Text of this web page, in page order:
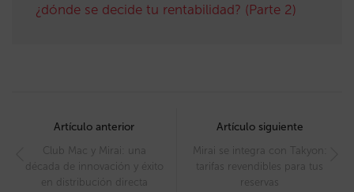
¿dónde se decide tu rentabilidad? (Parte 2)
navigation
Artículo anterior
Club Mac y Mirai: una
década de innovación y éxito
en distribución directa
Artículo siguiente
Mirai se integra con Takyon:
tarifas revendibles para tus
reservas